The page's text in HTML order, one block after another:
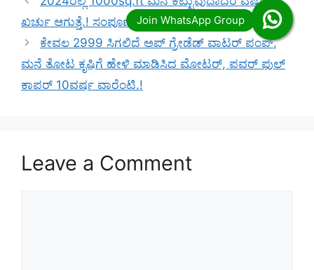
ಖರ್ಚು ಆಗುತ್ತೆ.! ಸಂಪೂರ್ಣ ಮಾಹಿತಿ ಇಲ್ಲಿದೆ ನೋಡಿ.!
ಕೇವಲ 2999 ಸಿಗಲಿದೆ ಅಪ್ ಗ್ರೇಡೆಡ್ ವಾಟರ್ ಪಂಪ್,
ಮನೆ ತೋಟ ಕೃಷಿಗೆ ಹೇಳಿ ಮಾಡಿಸಿದ ಮೋಟರ್, ಪವರ್ ಫುಲ್
ಕಾಪರ್ 10ವರ್ಷ ವಾರೆಂಟಿ.!
Leave a Comment